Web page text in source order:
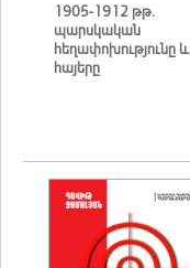
1905-1912 թթ.
պարսկական
հեղափոխությունը և
հայերը